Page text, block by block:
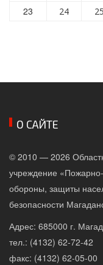
23
24 25
О САЙТЕ
© 2010 — 2026
учреждение
обороны, защиты
безопасности
Адрес: 685000 г.
тел.: (4132) 62-72-42
факс: (4132) 62-05-00